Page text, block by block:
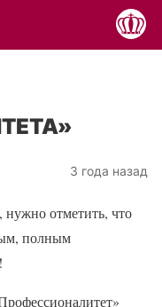
3 года назад
нужно отметить, что
полным